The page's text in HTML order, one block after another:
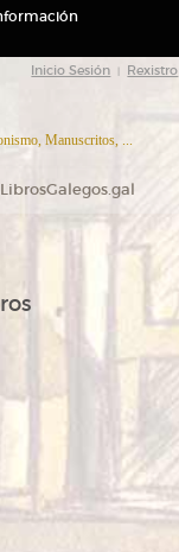
Inicio Sesión Rexistro
Manuscritos, ...
LibrosGalegos.gal